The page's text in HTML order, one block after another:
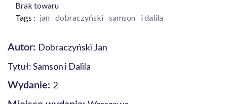
Brak towaru
Tags : jan dobraczyński samson i dalila
Autor: Dobraczyński Jan
Tytuł: Samson i Dalila
Wydanie: 2